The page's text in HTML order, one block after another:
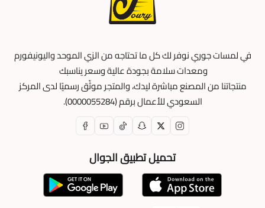
في لمسات جوري نوفر لك كل ما تحتاجه من الزي الموحد واليونيفورم
ومعدات سلامة بجودة عالية وسعر يناسبك
منتجاتنا من المصنع مباشرة ليدك، والمتجر موثّق رسميًا لدى المركز
السعودي للأعمال برقم (0000055284).
تحميل تطبيق الجوال